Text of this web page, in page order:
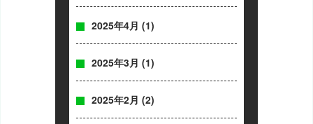
2025年4月 (1)
2025年3月 (1)
2025年2月 (2)